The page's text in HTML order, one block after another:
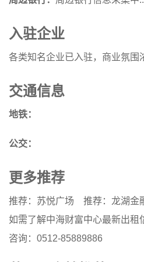
入驻企业
各类知名企业已入驻，商业氛围
交通信息
地铁：
公交：
更多推荐
推荐：苏悦广场 推荐：龙湖金
如需了解中海财富中心最新出租
咨询：0512-85889886